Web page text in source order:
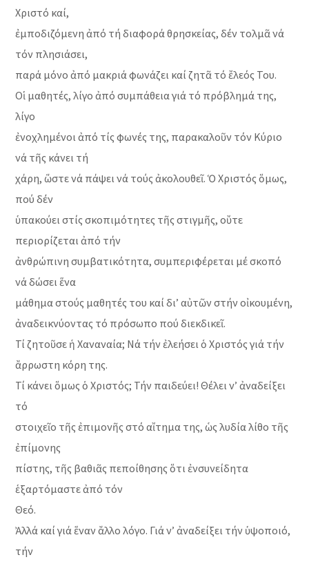
Χριστό καί,
ἐμποδιζόμενη ἀπό τή διαφορά θρησκείας, δέν τολμᾶ νά
τόν πλησιάσει,
παρά μόνο ἀπό μακριά φωνάζει καί ζητᾶ τό ἔλεός Του.
Οἱ μαθητές, λίγο ἀπό συμπάθεια γιά τό πρόβλημά της,
λίγο
ἐνοχλημένοι ἀπό τίς φωνές της, παρακαλοῦν τόν Κύριο
νά τῆς κάνει τή
χάρη, ὥστε νά πάψει νά τούς ἀκολουθεῖ. Ὁ Χριστός ὅμως,
πού δέν
ὑπακούει στίς σκοπιμότητες τῆς στιγμῆς, οὔτε
περιορίζεται ἀπό τήν
ἀνθρώπινη συμβατικότητα, συμπεριφέρεται μέ σκοπό
νά δώσει ἕνα
μάθημα στούς μαθητές του καί δι’ αὐτῶν στήν οἰκουμένη,
ἀναδεικνύοντας τό πρόσωπο πού διεκδικεῖ.
Τί ζητοῦσε ἡ Χαναναία; Νά τήν ἐλεήσει ὁ Χριστός γιά τήν
ἄρρωστη κόρη της.
Τί κάνει ὅμως ὁ Χριστός; Τήν παιδεύει! Θέλει ν’ ἀναδείξει
τό
στοιχεῖο τῆς ἐπιμονῆς στό αἴτημα της, ὡς λυδία λίθο τῆς
ἐπίμονης
πίστης, τῆς βαθιᾶς πεποίθησης ὅτι ἐνσυνείδητα
ἑξαρτόμαστε ἀπό τόν
Θεό.
Ἀλλά καί γιά ἕναν ἄλλο λόγο. Γιά ν’ ἀναδείξει τήν ὑψοποιό,
τήν